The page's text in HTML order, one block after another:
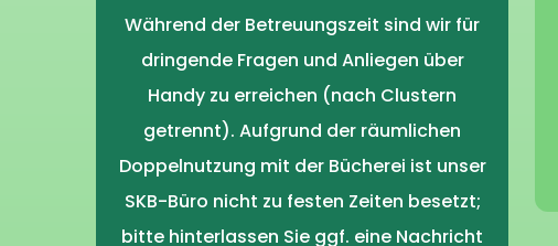
Während der Betreuungszeit sind wir für
dringende Fragen und Anliegen über
Handy zu erreichen (nach Clustern
getrennt). Aufgrund der räumlichen
Doppelnutzung mit der Bücherei ist unser
SKB-Büro nicht zu festen Zeiten besetzt;
bitte hinterlassen Sie ggf. eine Nachricht